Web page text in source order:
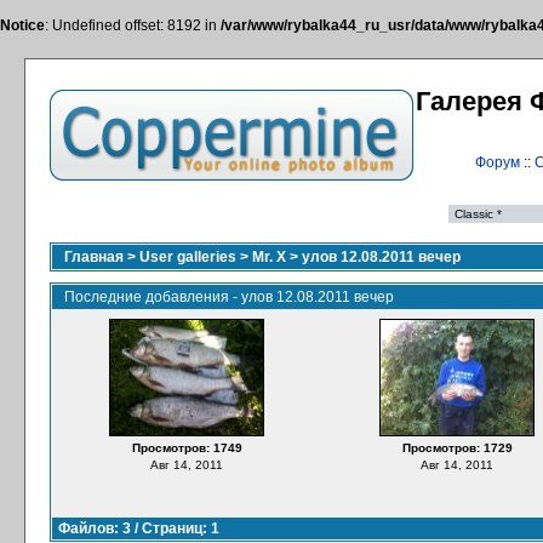
Notice: Undefined offset: 8192 in /var/www/rybalka44_ru_usr/data/www/
Галерея
Форум::
Главная > User galleries > Mr. X > улов 12.08.2011 вечер
Последние добавления - улов 12.08.2011 вечер
Просмотров: 1749
Авг 14, 2011
Просмотров: 1729
Авг 14, 2011
Файлов: 3 / Страниц: 1